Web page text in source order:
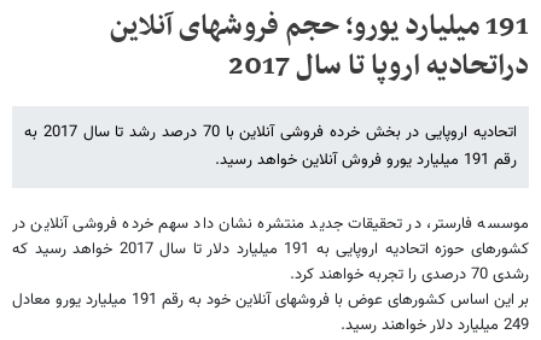
191 میلیارد یورو؛ حجم فروشهای آنلاین
دراتحادیه اروپا تا سال 2017
اتحادیه اروپایی در بخش خرده فروشی آنلاین با 70 درصد رشد تا سال 2017 به
رقم 191 میلیارد یورو فروش آنلاین خواهد رسید.
موسسه فارستر، در تحقیقات جدید منتشره نشان داد سهم خرده فروشی آنلاین در
کشورهای حوزه اتحادیه اروپایی به 191 میلیارد دلار تا سال 2017 خواهد رسید که
رشدی 70 درصدی را تجربه خواهند کرد.
بر این اساس کشورهای عوض با فروشهای آنلاین خود به رقم 191 میلیارد یورو معادل
249 میلیارد دلار خواهند رسید.